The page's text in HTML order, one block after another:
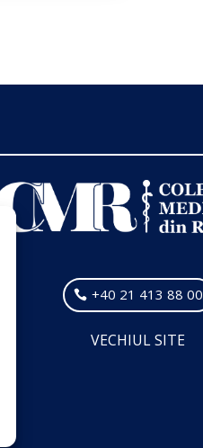
+40 21 413 88 00
VECHIUL SITE